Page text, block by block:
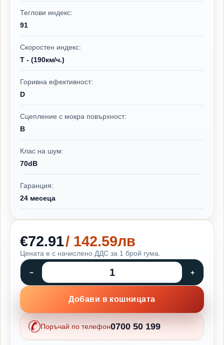
Теглови индекс:
91
Скоростен индекс:
T - (190км/ч.)
Горивна ефективност:
D
Сцепление с мокра повърхност:
B
Клас на шум:
70dB
Гаранция:
24 месеца
€72.91/ 142.59лв
Цената е с начислено ДДС за 1 брой гума.
Добави в кошницата
Поръчай по телефон0700 50 199